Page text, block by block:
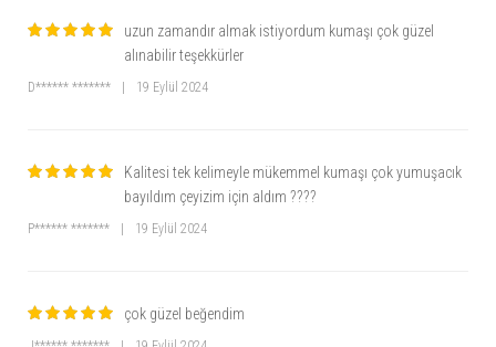
uzun zamandır almak istiyordum kumaşı çok güzel
alınabilir teşekkürler
D****** ******* 19 Eylül 2024
Kalitesi tek kelimeyle mükemmel kumaşı çok yumuşacık
bayıldım çeyizim için aldım ????
P****** ******* 19 Eylül 2024
çok güzel beğendim